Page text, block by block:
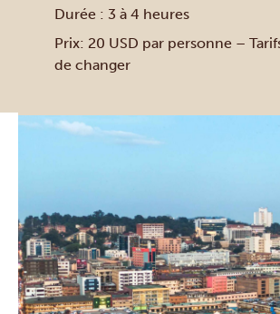
Durée : 3 à 4 heures
Prix: 20 USD par personne –
de changer